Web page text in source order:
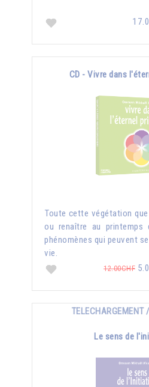
CD - Vivre dans
Toute cette végétation
ou renaître au printemps
phénomènes qui peuvent
vie.
12.00CHF
TELECHARGEMENT
Le sens de